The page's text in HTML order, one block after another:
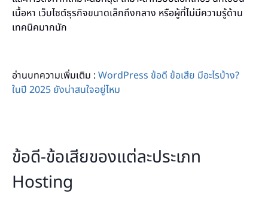
เนื้อหา เว็บไซต์ธุรกิจขนาดเล็กถึงกลาง หรือผู้ที่ไม่มีความรู้ด้าน
เทคนิคมากนัก
อ่านบทความเพิ่มเติม : WordPress ข้อดี ข้อเสีย มีอะไรบ้าง?
ในปี 2025 ยังน่าสนใจอยู่ไหม
ข้อดี-ข้อเสียของแต่ละประเภท
Hosting